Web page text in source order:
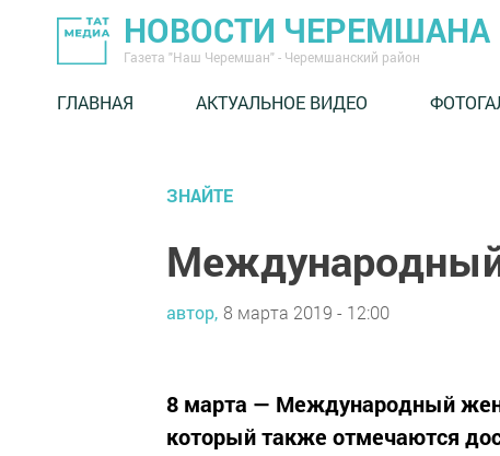
НОВОСТИ ЧЕРЕМШАНА
Газета "Наш Черемшан" - Черемшанский район
ГЛАВНАЯ АКТУАЛЬНОЕ ВИДЕО
ЗНАЙТЕ
автор, 8 марта 2019 - 12:00
8 марта — Международный
который также отмечаются